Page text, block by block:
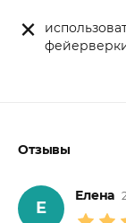
Отзывы
Е
Елена